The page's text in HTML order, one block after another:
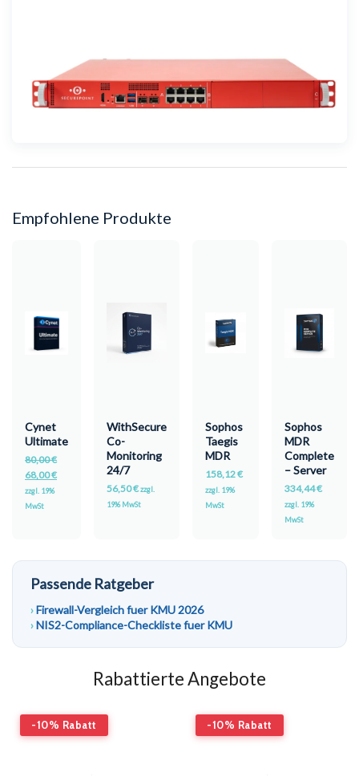
Empfohlene Produkte
Cynet
Ultimate
80,00€
68,00€
zzgl. 19%
MwSt
WithSecure
Co-
Monitoring
24/7
56,50€zzgl.
19% MwSt
Sophos
Taegis
MDR
158,12€
zzgl. 19%
MwSt
Sophos
MDR
Complete
– Server
334,44€
zzgl. 19%
MwSt
Passende Ratgeber
Firewall-Vergleich fuer KMU 2026
NIS2-Compliance-Checkliste fuer KMU
Rabattierte Angebote
-10% Rabatt -10% Rabatt